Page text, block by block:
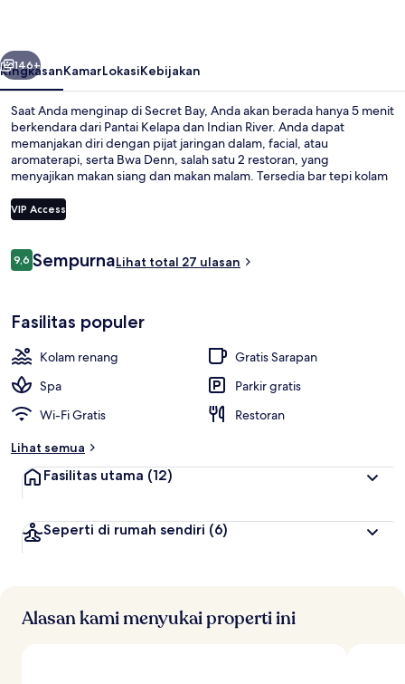
Peninsula Zabuco Honeymoon Villa I
Berikutnya
146+
RingkasanKamarLokasiKebijakan
Saat Anda menginap di Secret Bay, Anda akan berada hanya 5 menit
berkendara dari Pantai Kelapa dan Indian River. Anda dapat
memanjakan diri dengan pijat jaringan dalam, facial, atau
aromaterapi, serta Bwa Denn, salah satu 2 restoran, yang
menyajikan makan siang dan makan malam. Tersedia bar tepi kolam
mewah ini mencakup mesin cuci/pengering dan kulkas.
VIP Access
Ulasan
9,69,6 dari 10
SempurnaLihat total 27 ulasan
Fasilitas populer
Kolam renang
Gratis Sarapan
Spa
Parkir gratis
Wi-Fi Gratis
Restoran
Lihat semua
Fasilitas utama (12)
Seperti di rumah sendiri (6)
Alasan kami menyukai properti ini